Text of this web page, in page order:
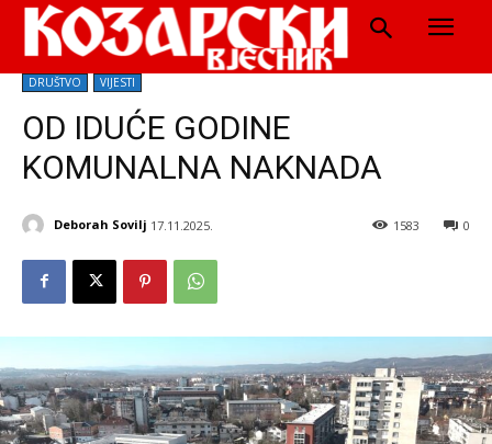
DRUŠTVO VIJESTI
OD IDUĆE GODINE
KOMUNALNA NAKNADA
Deborah Sovilj 17.11.2025. 0
1583